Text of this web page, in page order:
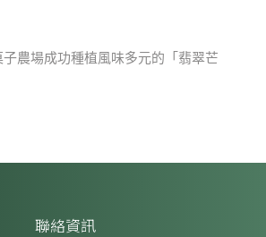
農場成功種植風味多元的「翡翠芒
聯絡資訊